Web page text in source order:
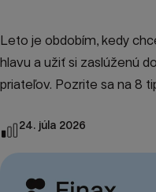
Leto je obdobím, kedy
hlavu a užiť si zaslúženú
priateľov. Pozrite sa na 8
24. júla 2026